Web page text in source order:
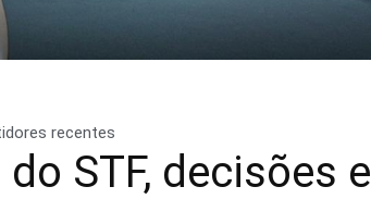
recentes
STF, decisões e